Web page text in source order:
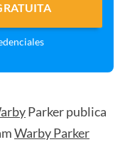
Parker publica
Warby Parker